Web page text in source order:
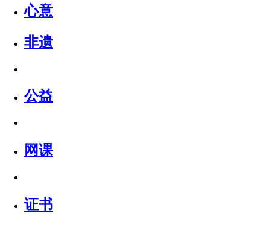
心意
非遗
公益
网课
证书